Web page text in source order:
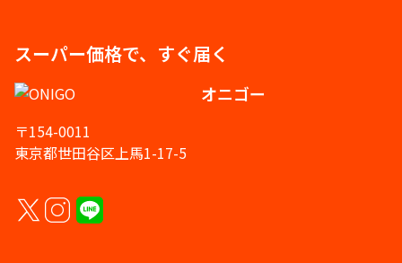
スーパー価格で、すぐ届く
オニゴー
〒154-0011
東京都世田谷区上馬1-17-5